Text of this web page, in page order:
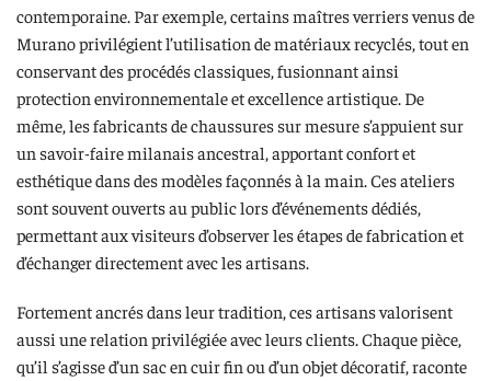
contemporaine. Par exemple, certains maîtres verriers venus de
Murano privilégient l’utilisation de matériaux recyclés, tout en
conservant des procédés classiques, fusionnant ainsi
protection environnementale et excellence artistique. De
même, les fabricants de chaussures sur mesure s’appuient sur
un savoir-faire milanais ancestral, apportant confort et
esthétique dans des modèles façonnés à la main. Ces ateliers
sont souvent ouverts au public lors d’événements dédiés,
permettant aux visiteurs d’observer les étapes de fabrication et
d’échanger directement avec les artisans.
Fortement ancrés dans leur tradition, ces artisans valorisent
aussi une relation privilégiée avec leurs clients. Chaque pièce,
qu’il s’agisse d’un sac en cuir fin ou d’un objet décoratif, raconte